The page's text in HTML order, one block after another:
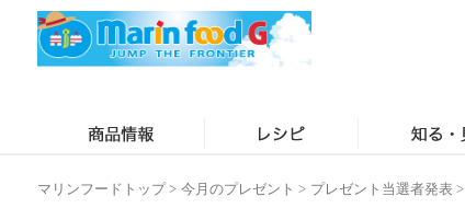
マリンフードトップ> 今月のプレゼント > プレゼント当選者発表>